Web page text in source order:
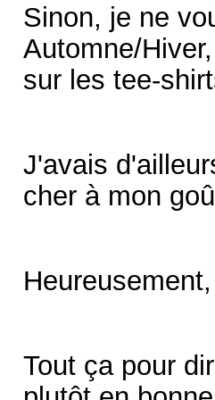
Sinon, je ne
Automne/
sur les tee-
J'avais
cher à mon
Heureusement,
Tout ça pour